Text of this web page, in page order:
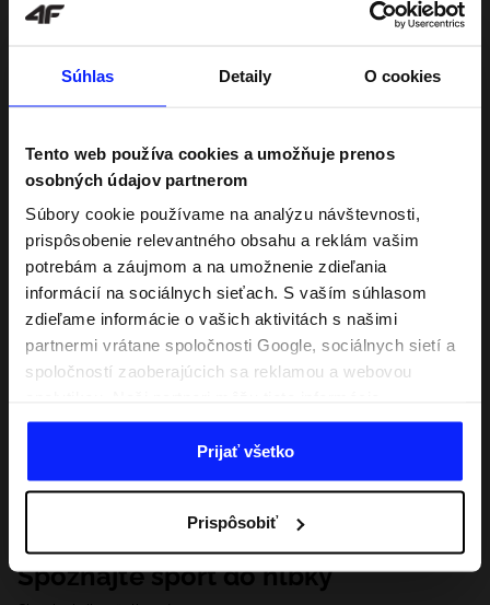
Súhlas Detaily O cookies
Tento web používa cookies a umožňuje prenos
osobných údajov partnerom
Súbory cookie používame na analýzu návštevnosti,
prispôsobenie relevantného obsahu a reklám vašim
potrebám a záujmom a na umožnenie zdieľania
informácií na sociálnych sieťach. S vaším súhlasom
zdieľame informácie o vašich aktivitách s našimi
partnermi vrátane spoločnosti Google, sociálnych sietí a
spoločností zaoberajúcich sa reklamou a webovou
kombinovať s inými, ktoré poskytnete mimo tejto
webovej stránky, ako aj s údajmi, ktoré získajú v
dôsledku vášho používania ich služieb. S vaším
našim partnerom, aby sme zacielili a zlepšili spôsob
zobrazovania online reklamy, vykonali analytický
prieskum, upravili obsah a zlepšili riešenia ponúkané
Prijať všetko
Prispôsobiť
Spoznajte šport do hĺbky